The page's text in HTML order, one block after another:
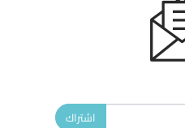
اشتراك